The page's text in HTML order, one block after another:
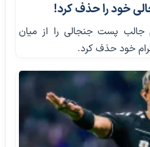
خود را حذف کرد!
جالب پست جنجالی را از میان
خود حذف کرد.